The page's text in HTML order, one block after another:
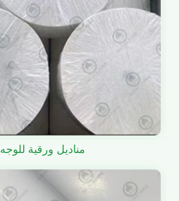
مناديل ورقية للوجه